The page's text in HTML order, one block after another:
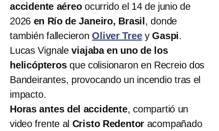
accidente aéreoocurrido el 14 de junio de
2026 en Río de Janeiro, Brasil , donde
también fallecieronOliver TreeyGaspi.
Lucas Vignaleviajaba en uno de los
helicópterosque colisionaron en Recreio dos
Bandeirantes, provocando un incendio tras el
impacto.
Horas antes del accidente, compartió un
video frente al Cristo Redentor acompañado